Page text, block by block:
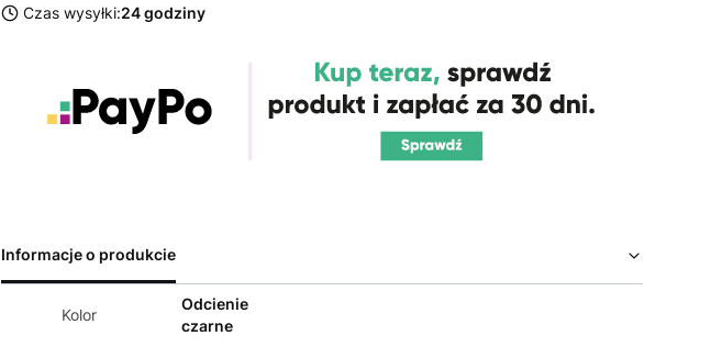
Czas wysyłki:24 godziny
Informacje o produkcie
Kolor
Odcienie
czarne